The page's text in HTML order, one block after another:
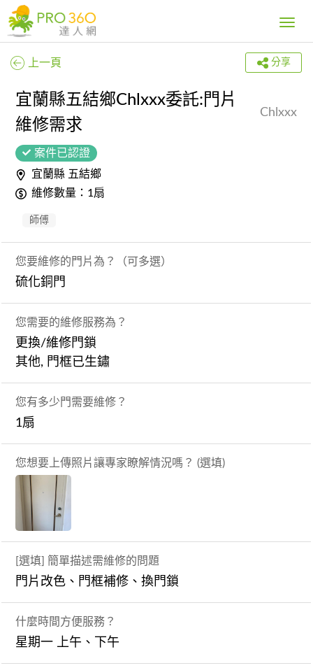
Toggle
上一頁 分享
宜蘭縣五結鄉Chlxxx委託:門片
維修需求
Chlxxx
案件已認證
宜蘭縣 五結鄉
維修數量：1扇
師傅
您要維修的門片為？（可多選）
硫化銅門
您需要的維修服務為？
更換/維修門鎖
其他, 門框已生鏽
您有多少門需要維修？
1扇
您想要上傳照片讓專家瞭解情況嗎？ (選填)
[選填] 簡單描述需維修的問題
門片改色、門框補修、換門鎖
什麼時間方便服務？
星期一 上午、下午